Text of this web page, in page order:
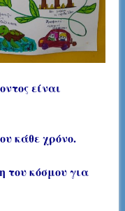
είναι
κάθε χρόνο.
του κόσμου για